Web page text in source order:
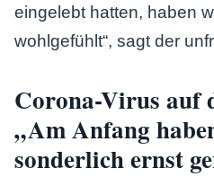
eingelebt hatten, haben
wohlgefühlt“, sagt der
Corona-Virus auf
„Am Anfang
sonderlich ernst